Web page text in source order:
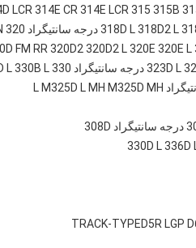
LCR314E CR314E LCR315 315B
318D L318D2 L 320 لیتر
FM RR320D2320D2 L320E 320E L
323D L
L330B L330 درجه سانتیگراد
M325D L MH M325D MH
308D
330D L336D
D5R LGP